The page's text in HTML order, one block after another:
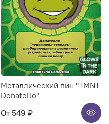
Металлический пин "TMNT
Donatello"
От 549 ₽